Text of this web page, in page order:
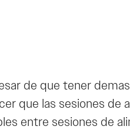
de que tener
que las sesiones de
entre sesiones de